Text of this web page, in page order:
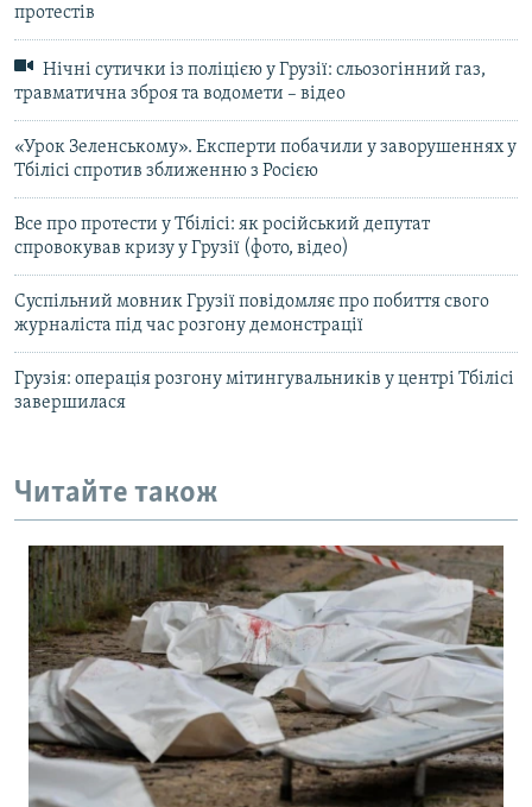
протестів
Нічні сутички із поліцією у Грузії: сльозогінний газ,
травматична зброя та водомети – відео
«Урок Зеленському». Експерти побачили у заворушеннях у
Тбілісі спротив зближенню з Росією
Все про протести у Тбілісі: як російський депутат
спровокував кризу у Грузії (фото, відео)
Суспільний мовник Грузії повідомляє про побиття свого
журналіста під час розгону демонстрації
Грузія: операція розгону мітингувальників у центрі Тбілісі
завершилася
Читайте також